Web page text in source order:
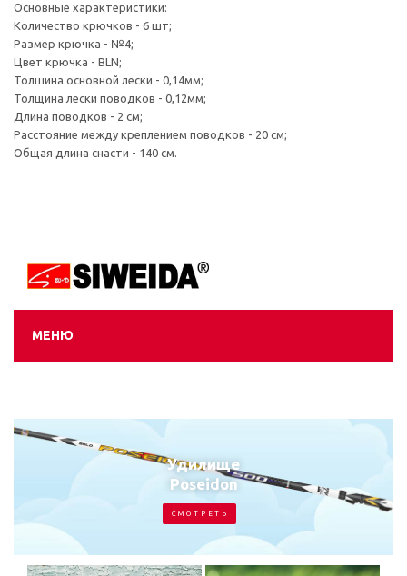
Основные характеристики:
Количество крючков - 6 шт;
Размер крючка - №4;
Цвет крючка - BLN;
Толшина основной лески - 0,14мм;
Толщина лески поводков - 0,12мм;
Длина поводков - 2 см;
Расстояние между креплением поводков - 20 см;
Общая длина снасти - 140 см.
МЕНЮ
Удилище
Poseidon
С М О Т Р Е Т Ь